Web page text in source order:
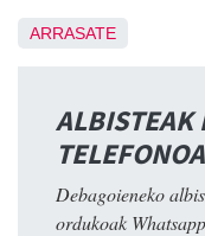
ARRASATE
ALBISTEAK
Debagoieneko
ordukoak